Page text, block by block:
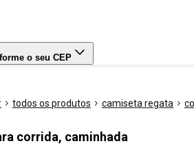
o seu CEP
todos os produtos camiseta regata
corrida, caminhada